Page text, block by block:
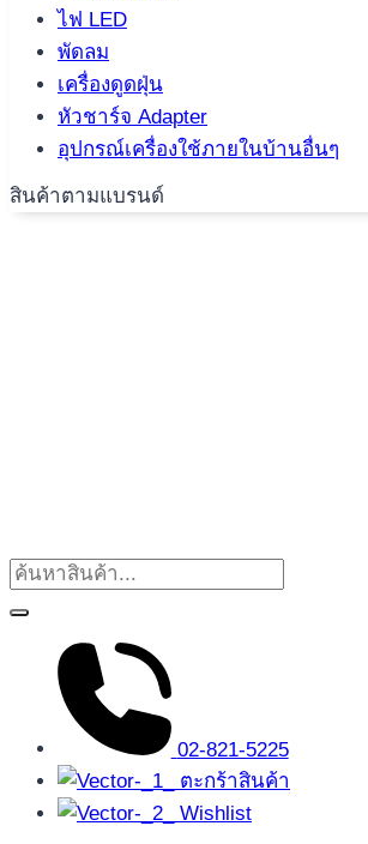
ไฟ LED
พัดลม
เครื่องดูดฝุ่น
หัวชาร์จ Adapter
อุปกรณ์เครื่องใช้ภายในบ้านอื่นๆ
สินค้าตามแบรนด์
02-821-5225
ตะกร้าสินค้า
Wishlist